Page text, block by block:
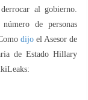
al gobierno.
de personas
dijoel Asesor de
de Estado Hillary